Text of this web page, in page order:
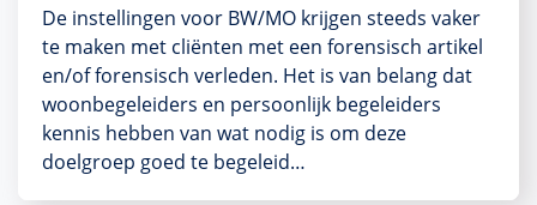
De instellingen voor BW/MO krijgen steeds vaker
te maken met cliënten met een forensisch artikel
en/of forensisch verleden. Het is van belang dat
woonbegeleiders en persoonlijk begeleiders
kennis hebben van wat nodig is om deze
doelgroep goed te begeleid…